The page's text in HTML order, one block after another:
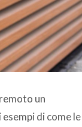
un
di come le